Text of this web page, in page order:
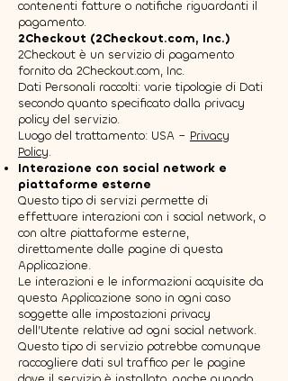
contenenti fatture o notifiche riguardanti il
pagamento.
2Checkout (2Checkout.com, Inc.)
2Checkout è un servizio di pagamento
fornito da 2Checkout.com, Inc.
Dati Personali raccolti: varie tipologie di Dati
secondo quanto specificato dalla privacy
policy del servizio.
Luogo del trattamento: USA – Privacy
Policy.
Interazione con social network e
piattaforme esterne
Questo tipo di servizi permette di
effettuare interazioni con i social network, o
con altre piattaforme esterne,
direttamente dalle pagine di questa
Applicazione.
Le interazioni e le informazioni acquisite da
questa Applicazione sono in ogni caso
soggette alle impostazioni privacy
dell’Utente relative ad ogni social network.
Questo tipo di servizio potrebbe comunque
raccogliere dati sul traffico per le pagine